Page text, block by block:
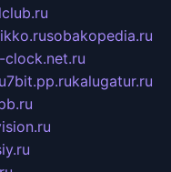
sobakopedia.ru
clock.net.ru
7bit.pp.rukalugatur.ru